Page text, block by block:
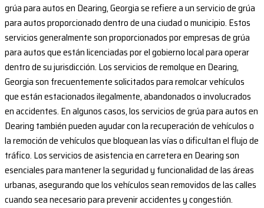
grúa para autos en Dearing, Georgia se refiere a un servicio de grúa
para autos proporcionado dentro de una ciudad o municipio. Estos
servicios generalmente son proporcionados por empresas de grúa
para autos que están licenciadas por el gobierno local para operar
dentro de su jurisdicción. Los servicios de remolque en Dearing,
Georgia son frecuentemente solicitados para remolcar vehículos
que están estacionados ilegalmente, abandonados o involucrados
en accidentes. En algunos casos, los servicios de grúa para autos en
Dearing también pueden ayudar con la recuperación de vehículos o
la remoción de vehículos que bloquean las vías o dificultan el flujo de
tráfico. Los servicios de asistencia en carretera en Dearing son
esenciales para mantener la seguridad y funcionalidad de las áreas
urbanas, asegurando que los vehículos sean removidos de las calles
cuando sea necesario para prevenir accidentes y congestión.